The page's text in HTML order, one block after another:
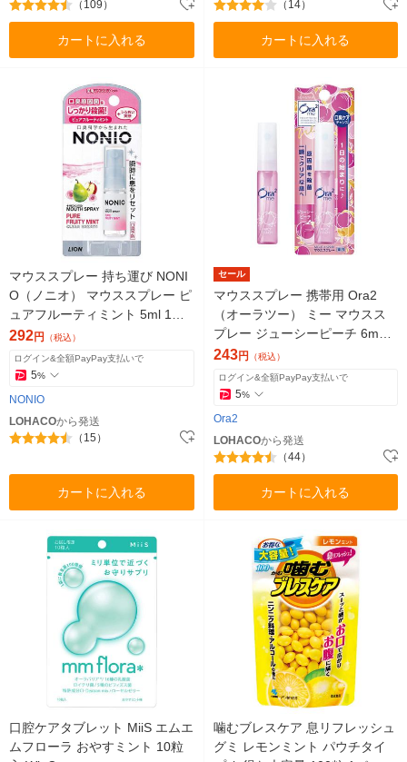
（109）
カートに入れる
（14）
カートに入れる
マウススプレー 持ち運び NONI
O（ノニオ） マウススプレー ピ
ュアフルーティミント 5ml 1個
ライオン 口臭予防 殺菌
292円 （税込）
ログイン&全額PayPay支払いで
5%
NONIO
LOHACOから発送
（15）
カートに入れる
セール
マウススプレー 携帯用 Ora2
（オーラツー） ミー マウスス
プレー ジューシーピーチ 6mL
サンスター 口臭 トラベル ミニ
243円 （税込）
ログイン&全額PayPay支払いで
5%
Ora2
LOHACOから発送
（44）
カートに入れる
口腔ケアタブレット MiiS エムエ
ムフローラ おやすミント 10粒
噛むブレスケア 息リフレッシュ
グミ レモンミント パウチタイ